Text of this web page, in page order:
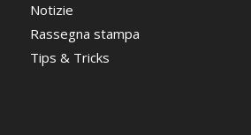
Notizie
Rassegna stampa
Tips & Tricks